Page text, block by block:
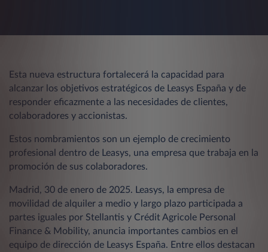
Esta nueva estructura fortalecerá la capacidad para
alcanzar los objetivos estratégicos de Leasys España y de
responder eficazmente a las necesidades de clientes,
colaboradores y accionistas.
Estos nombramientos son un ejemplo de crecimiento
profesional dentro de Leasys, una empresa que trabaja en la
promoción de sus colaboradores.
Madrid, 30 de enero de 2025. Leasys, la empresa de
movilidad de alquiler a medio y largo plazo participada a
partes iguales por Stellantis y Crédit Agricole Personal
Finance & Mobility, anuncia importantes cambios en el
equipo de dirección de Leasys España. Entre ellos destacan